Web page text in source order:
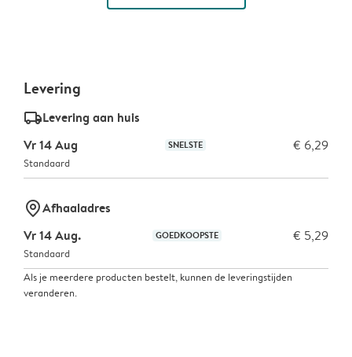
Levering
delivery_standard_v2Levering aan huis
Vr 14 Aug
SNELSTE € 6,29
Standaard
marker-pinAfhaaladres
Vr 14 Aug.
GOEDKOOPSTE € 5,29
Standaard
Als je meerdere producten bestelt, kunnen de leveringstijden
veranderen.